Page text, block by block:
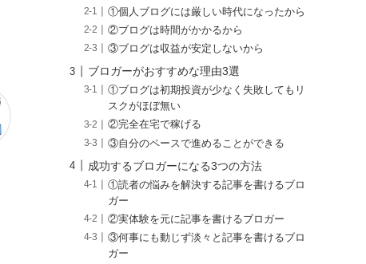
①個人ブログには厳しい時代になったから
②ブログは時間がかかるから
③ブログは収益が安定しないから
ブロガーがおすすめな理由3選
①ブログは初期投資が少なく失敗してもリ
スクがほぼ無い
②完全在宅で稼げる
③自分のペースで進めることができる
成功するブロガーになる3つの方法
①読者の悩みを解決する記事を書けるブロ
ガー
②実体験を元に記事を書けるブロガー
③何事にも動じず淡々と記事を書けるブロ
ガー